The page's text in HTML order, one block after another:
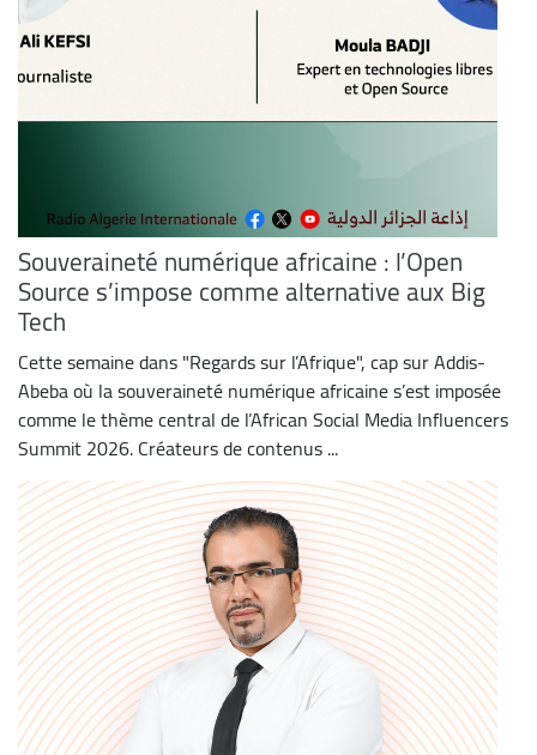
Souveraineté numérique africaine : l’Open
Source s’impose comme alternative aux Big
Tech
Cette semaine dans "Regards sur l’Afrique", cap sur Addis-
Abeba où la souveraineté numérique africaine s’est imposée
comme le thème central de l’African Social Media Influencers
Summit 2026. Créateurs de contenus ...